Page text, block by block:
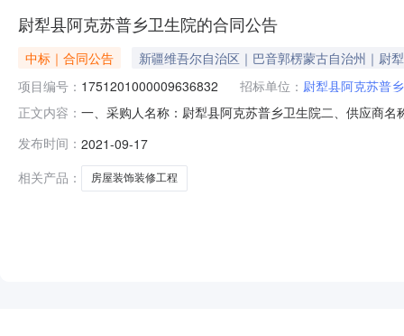
尉犁县阿克苏普乡卫生院的合同公告
中标｜合同公告
新疆维吾尔自治区｜巴音郭楞蒙古自治州｜尉
项目编号： 1751201000009636832 招标单位： 尉犁县阿克苏普
正文内容： 一、采购人名称：尉犁县阿克苏普乡卫生院二、供应商
1.0106898.4106898.4服务要求或标的基本概况：七、其
话：13709
发布时间： 2021-09-17
相关产品：
房屋装饰装修工程